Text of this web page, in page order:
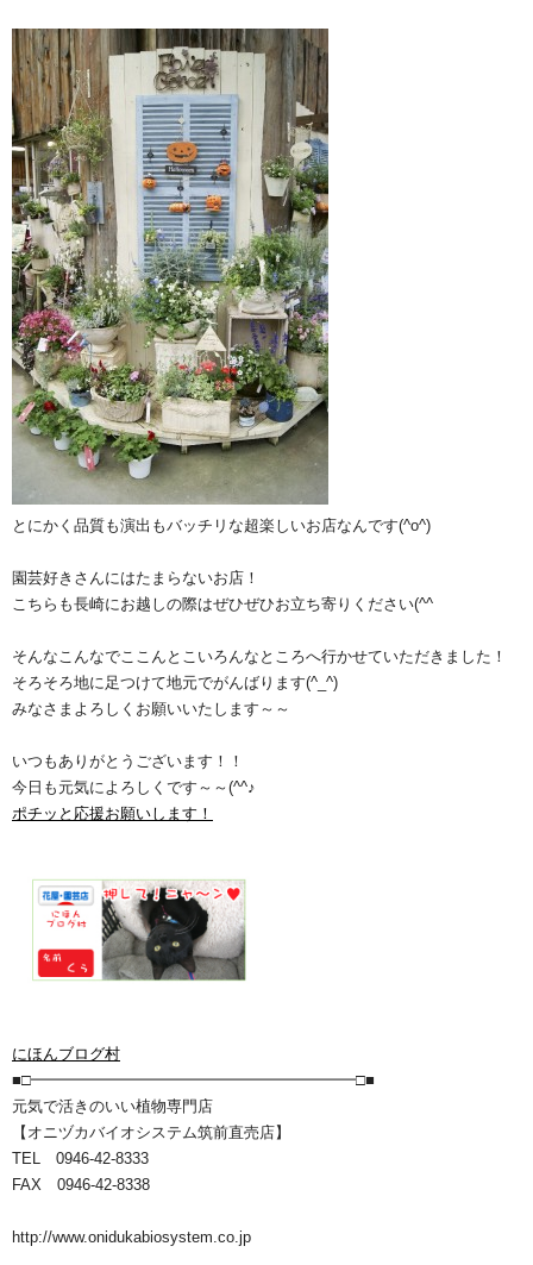
とにかく品質も演出もバッチリな超楽しいお店なんです(^o^)
園芸好きさんにはたまらないお店！
こちらも長崎にお越しの際はぜひぜひお立ち寄りください(^^ゞ
そんなこんなでここんとこいろんなところへ行かせていただきました！
そろそろ地に足つけて地元でがんばります(^_^)
みなさまよろしくお願いいたします～～
いつもありがとうございます！！
今日も元気によろしくです～～(^^♪
ポチッと応援お願いします！
にほんブログ村
■□━━━━━━━━━━━━━━━━━━━━━□■
元気で活きのいい植物専門店
【オニヅカバイオシステム筑前直売店】
TEL 0946-42-8333
FAX 0946-42-8338
http://www.onidukabiosystem.co.jp